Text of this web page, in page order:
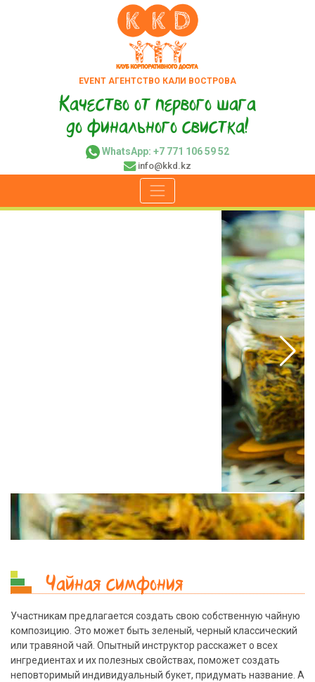
EVENT АГЕНТСТВО КАЛИ ВОСТРОВА
Качество от первого шага
до финального свистка!
WhatsApp: +7 771 106 59 52
info@kkd.kz
Чайная симфония
Участникам предлагается создать свою собственную чайную
композицию. Это может быть зеленый, черный классический
или травяной чай. Опытный инструктор расскажет о всех
ингредиентах и их полезных свойствах, поможет создать
неповторимый индивидуальный букет, придумать название. А